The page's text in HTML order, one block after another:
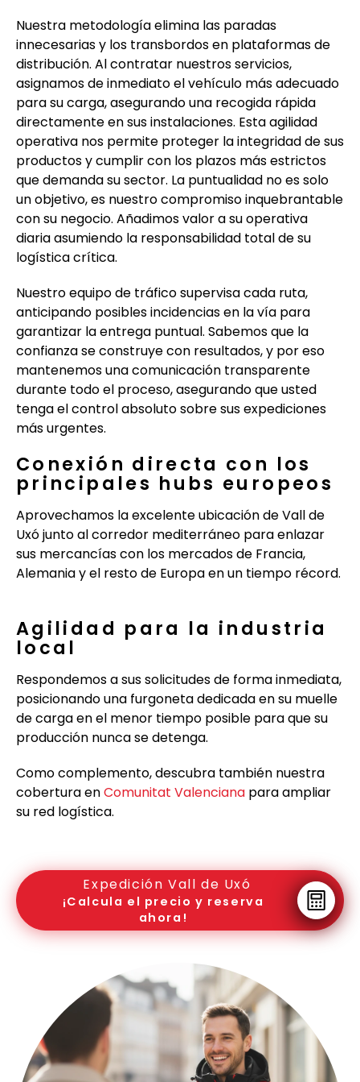
Nuestra metodología elimina las paradas
innecesarias y los transbordos en plataformas de
distribución. Al contratar nuestros servicios,
asignamos de inmediato el vehículo más adecuado
para su carga, asegurando una recogida rápida
directamente en sus instalaciones. Esta agilidad
operativa nos permite proteger la integridad de sus
productos y cumplir con los plazos más estrictos
que demanda su sector. La puntualidad no es solo
un objetivo, es nuestro compromiso inquebrantable
con su negocio. Añadimos valor a su operativa
diaria asumiendo la responsabilidad total de su
logística crítica.
Nuestro equipo de tráfico supervisa cada ruta,
anticipando posibles incidencias en la vía para
garantizar la entrega puntual. Sabemos que la
confianza se construye con resultados, y por eso
mantenemos una comunicación transparente
durante todo el proceso, asegurando que usted
tenga el control absoluto sobre sus expediciones
más urgentes.
Conexión directa con los
principales hubs europeos
Aprovechamos la excelente ubicación de Vall de
Uxó junto al corredor mediterráneo para enlazar
sus mercancías con los mercados de Francia,
Alemania y el resto de Europa en un tiempo récord.
Agilidad para la industria
local
Respondemos a sus solicitudes de forma inmediata,
posicionando una furgoneta dedicada en su muelle
de carga en el menor tiempo posible para que su
producción nunca se detenga.
Como complemento, descubra también nuestra
cobertura enComunitat Valenciana para ampliar
su red logística.
Expedición Vall de Uxó
¡Calcula el precio y reserva
ahora!